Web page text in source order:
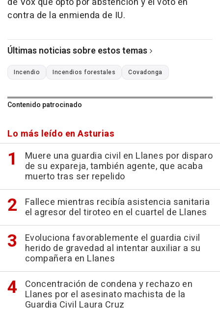
contra de la enmienda de IU.
Últimas noticias sobre estos temas
Incendio Incendios forestales Covadonga
Contenido patrocinado
Lo más leído en Asturias
Muere una guardia civil en Llanes por disparo
de su expareja, también agente, que acaba
muerto tras ser repelido
Fallece mientras recibía asistencia sanitaria
el agresor del tiroteo en el cuartel de Llanes
Evoluciona favorablemente el guardia civil
herido de gravedad al intentar auxiliar a su
compañera en Llanes
Concentración de condena y rechazo en
Llanes por el asesinato machista de la
Guardia Civil Laura Cruz